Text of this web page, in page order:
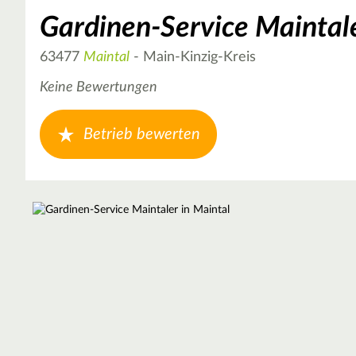
Gardinen-Service
63477 Maintal - Main-Kinzig-Kreis
Keine Bewertungen
Betrieb bewerten